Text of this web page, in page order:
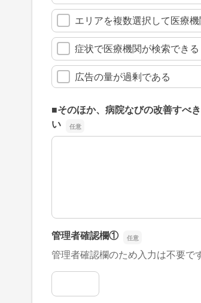
エリアを複数選択して医療
症状で医療機関が検索できる
広告の量が過剰である
■そのほか、病院なびの改善すべ
い
■そのほか、病院なびの改善すべ
管理者確認欄①
管理者確認欄のため入力は不要です
管理者確認欄①